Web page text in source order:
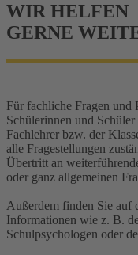
WIRHELFEN
GERNE
Für fachliche Fragen und
Schülerinnen und
Fachlehrer bzw. der
alle Fragestellungen
Übertritt an
oder ganz allgemeinen
Außerdem finden Sie
Informationen wie z. B.
Schulpsychologen oder